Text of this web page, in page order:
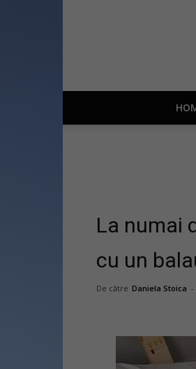
La numai
cu un
De către Daniela Stoica -